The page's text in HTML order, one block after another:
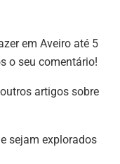
em Aveiro até 5
o seu comentário!
artigos sobre
sejam explorados